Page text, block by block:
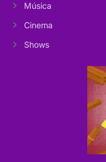
Música
Cinema
Shows